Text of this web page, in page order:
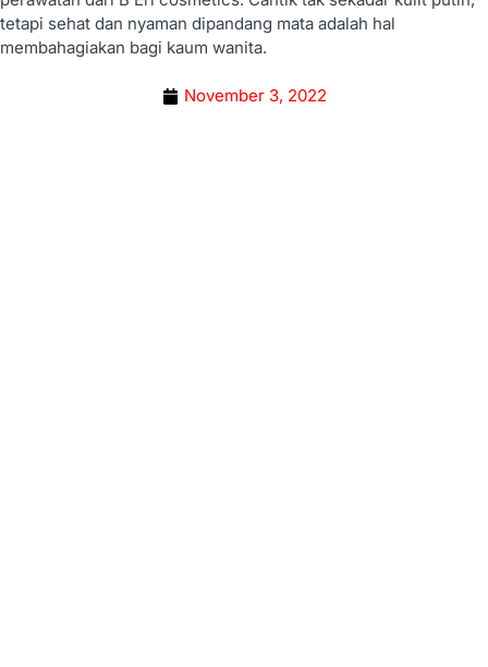
tetapi sehat dan nyaman dipandang mata adalah hal
membahagiakan bagi kaum wanita.
November 3, 2022